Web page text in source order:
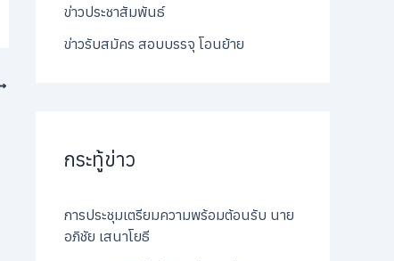
ข่าวประชาสัมพันธ์
ข่าวรับสมัคร สอบบรรจุ โอนย้าย
กระทู้ข่าว
การประชุมเตรียมความพร้อมต้อนรับ นาย
อภิชัย เสนาโยธี